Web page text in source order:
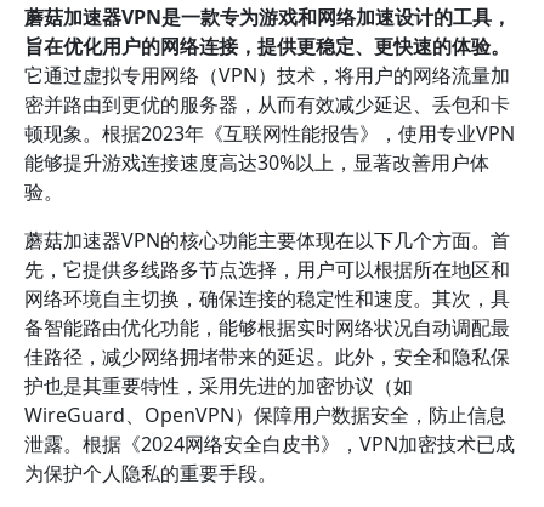
蘑菇加速器VPN是一款专为游戏和网络加速设计的工具，
旨在优化用户的网络连接，提供更稳定、更快速的体验。
它通过虚拟专用网络（VPN）技术，将用户的网络流量加
密并路由到更优的服务器，从而有效减少延迟、丢包和卡
顿现象。根据2023年《互联网性能报告》，使用专业VPN
能够提升游戏连接速度高达30%以上，显著改善用户体
验。
蘑菇加速器VPN的核心功能主要体现在以下几个方面。首
先，它提供多线路多节点选择，用户可以根据所在地区和
网络环境自主切换，确保连接的稳定性和速度。其次，具
备智能路由优化功能，能够根据实时网络状况自动调配最
佳路径，减少网络拥堵带来的延迟。此外，安全和隐私保
护也是其重要特性，采用先进的加密协议（如
WireGuard、OpenVPN）保障用户数据安全，防止信息
泄露。根据《2024网络安全白皮书》，VPN加密技术已成
为保护个人隐私的重要手段。